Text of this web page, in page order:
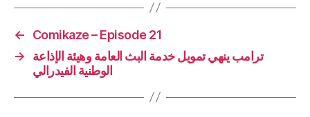
←
Comikaze – Episode 21
→
ترامب ينهي تمويل خدمة البث العامة وهيئة الإذاعة
الوطنية الفيدرالي